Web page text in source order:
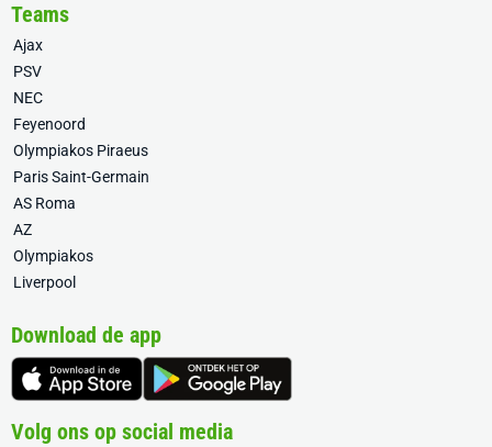
Teams
Ajax
PSV
NEC
Feyenoord
Olympiakos Piraeus
Paris Saint-Germain
AS Roma
AZ
Olympiakos
Liverpool
Download de app
Volg ons op social media